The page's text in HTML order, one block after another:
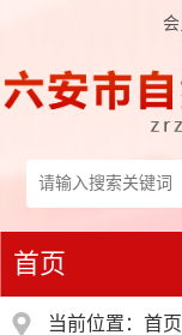
首页
当前位置： 首页